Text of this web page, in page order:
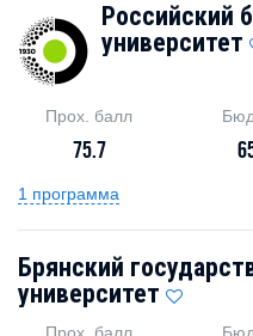
Российский
университет
Прох. балл
75.7
1 программа
Брянский
университет